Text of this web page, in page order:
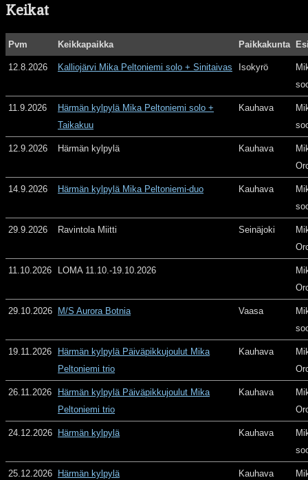
Keikat
Pvm Keikkapaikka Paikkakunta
12.8.2026 Kalliojärvi Mika Peltoniemi solo + Sinitaivas Isokyrö
11.9.2026
Härmän kylpylä Mika Peltoniemi solo +
Taikakuu
Kauhava
12.9.2026 Härmän kylpylä Kauhava
14.9.2026 Härmän kylpylä Mika Peltoniemi-duo Kauhava
29.9.2026 Ravintola Miitti Seinäjoki
11.10.2026 LOMA 11.10.-19.10.2026
29.10.2026 M/S Aurora Botnia Vaasa
19.11.2026
Härmän kylpylä Päiväpikkujoulut Mika
Peltoniemi trio
Kauhava
26.11.2026
Härmän kylpylä Päiväpikkujoulut Mika
Peltoniemi trio
Kauhava
24.12.2026 Härmän kylpylä Kauhava
25.12.2026 Härmän kylpylä Kauhava